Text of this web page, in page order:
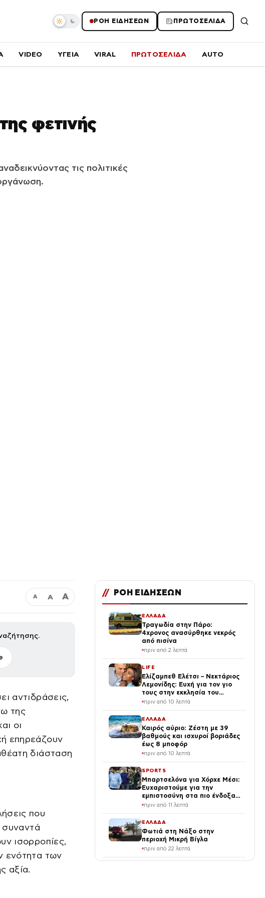
ΡΟΗ ΕΙΔΗΣΕΩΝ ΠΡΩΤΟΣΕΛΙΔΑ
VIDEO ΥΓΕΙΑ VIRAL ΠΡΩΤΟΣΕΛΙΔΑ AUTO
φετινής
τις πολιτικές
Α Α Α
αντιδράσεις,
της
οι
επηρεάζουν
διάσταση
που
συναντά
ισορροπίες,
ενότητα των
αξία.
// ΡΟΗ ΕΙΔΗΣΕΩΝ
ΕΛΛΑΔΑ
Τραγωδία στην Πάρο:
4χρονος ανασύρθηκε νεκρός
από πισίνα
πριν από 2 λεπτά
LIFE
Ελίζαμπεθ Ελέτσι – Νεκτάριος
Λεμονίδης: Ευχή για τον γιο
τους στην εκκλησία του
προστάτη του (Φωτογραφίες)
πριν από 10 λεπτά
ΕΛΛΑΔΑ
Καιρός αύριο: Ζέστη με 39
βαθμούς και ισχυροί βοριάδες
έως 8 μποφόρ
πριν από 10 λεπτά
SPORTS
Μπαρτσελόνα για Χόρχε Μέσι:
Ευχαριστούμε για την
εμπιστοσύνη στα πιο ένδοξα
χρόνια του Λιονέλ
πριν από 11 λεπτά
ΕΛΛΑΔΑ
Φωτιά στη Νάξο στην
περιοχή Μικρή Βίγλα
πριν από 22 λεπτά